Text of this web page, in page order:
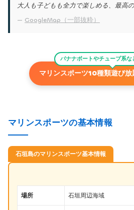
大人も子どもも全力で楽しめる、最高
GoogleMap（一部抜粋）
バナナボートやチューブ系な
マリンスポーツ10種類遊び
マリンスポーツの基本情報
石垣島のマリンスポーツ基本情報
場所 石垣周辺海域